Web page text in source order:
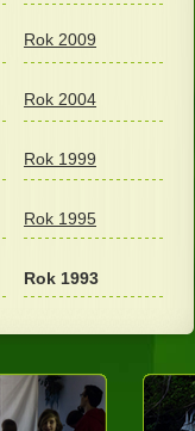
Rok 2009
Rok 2004
Rok 1999
Rok 1995
Rok 1993